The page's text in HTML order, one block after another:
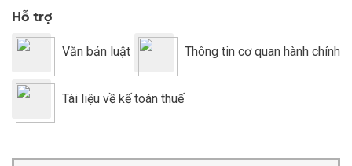
Hỗ trợ
Văn bản luật Thông tin cơ quan hành chính
Tài liệu về kế toán thuế